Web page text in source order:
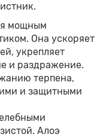
мощным
Она ускоряет
укрепляет
и раздражение.
терпена,
и защитными
Алоэ